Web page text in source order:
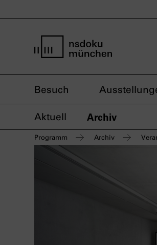
Besuch
Aktuell Archiv
Programm Archiv